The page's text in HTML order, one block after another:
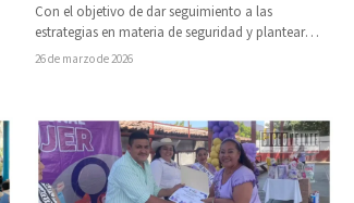
Con el objetivo de dar seguimiento a las
estrategias en materia de seguridad y plantear
nuevas propuestas ante las problemáticas…
26 de marzo de 2026